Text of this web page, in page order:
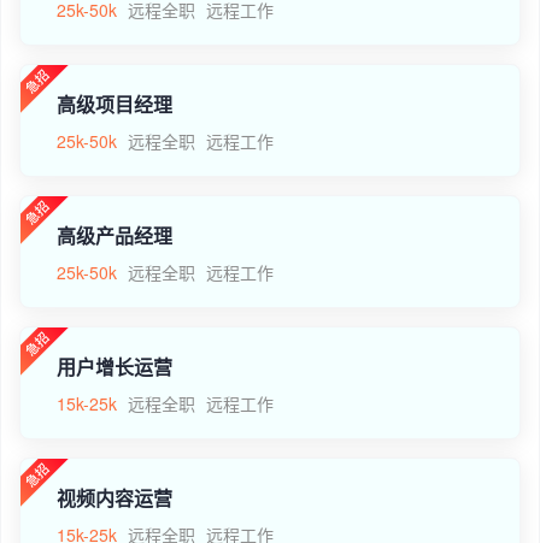
25k-50k 远程全职 远程工作
高级项目经理
25k-50k 远程全职 远程工作
高级产品经理
25k-50k 远程全职 远程工作
用户增长运营
15k-25k 远程全职 远程工作
视频内容运营
15k-25k 远程全职 远程工作